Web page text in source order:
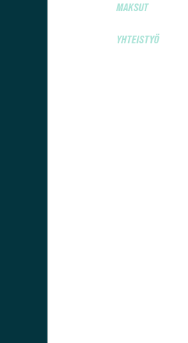
MAKSUT
YHTEISTYÖ